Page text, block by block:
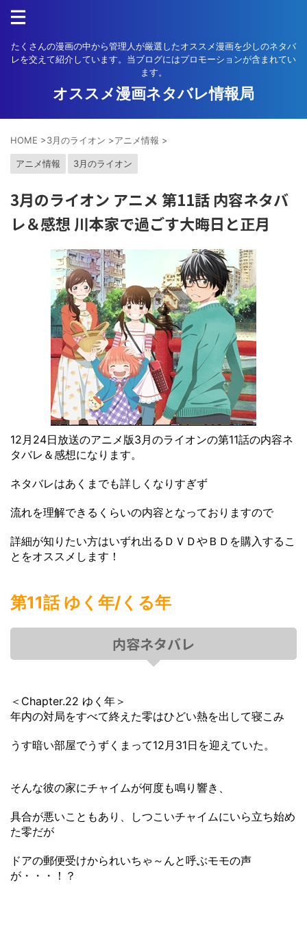
たくさんの漫画の中から管理人が厳選したオススメ漫画を少しのネタバ
レを交えて紹介しています。当ブログにはプロモーションが含まれてい
ます。
オススメ漫画ネタバレ情報局
HOME >3月のライオン >アニメ情報 >
アニメ情報 3月のライオン
3月のライオン アニメ 第11話 内容ネタバ
レ＆感想 川本家で過ごす大晦日と正月
12月24日放送のアニメ版3月のライオンの第11話の内容ネ
タバレ＆感想になります。
ネタバレはあくまでも詳しくなりすぎず
流れを理解できるくらいの内容となっておりますので
詳細が知りたい方はいずれ出るＤＶＤやＢＤを購入するこ
とをオススメします！
第11話 ゆく年/くる年
内容ネタバレ
＜Chapter.22 ゆく年＞
年内の対局をすべて終えた零はひどい熱を出して寝こみ
うす暗い部屋でうずくまって12月31日を迎えていた。
そんな彼の家にチャイムが何度も鳴り響き、
具合が悪いこともあり、しつこいチャイムにいら立ち始め
た零だが
ドアの郵便受けかられいちゃ～んと呼ぶモモの声
が・・・！？